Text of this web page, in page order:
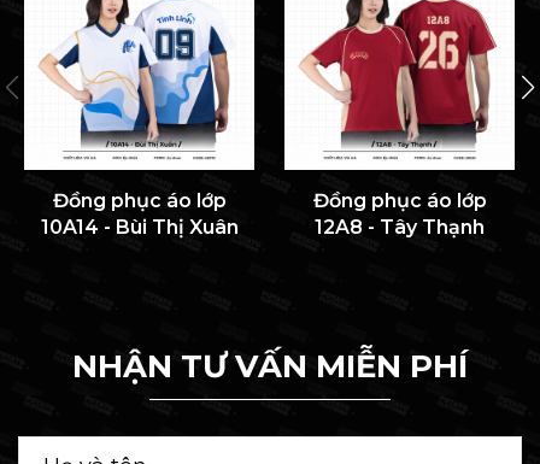
Đồng phục áo lớp
10A14 - Bùi Thị Xuân
Đồng phục áo lớp
12A8 - Tây Thạnh
NHẬN TƯ VẤN MIỄN PHÍ